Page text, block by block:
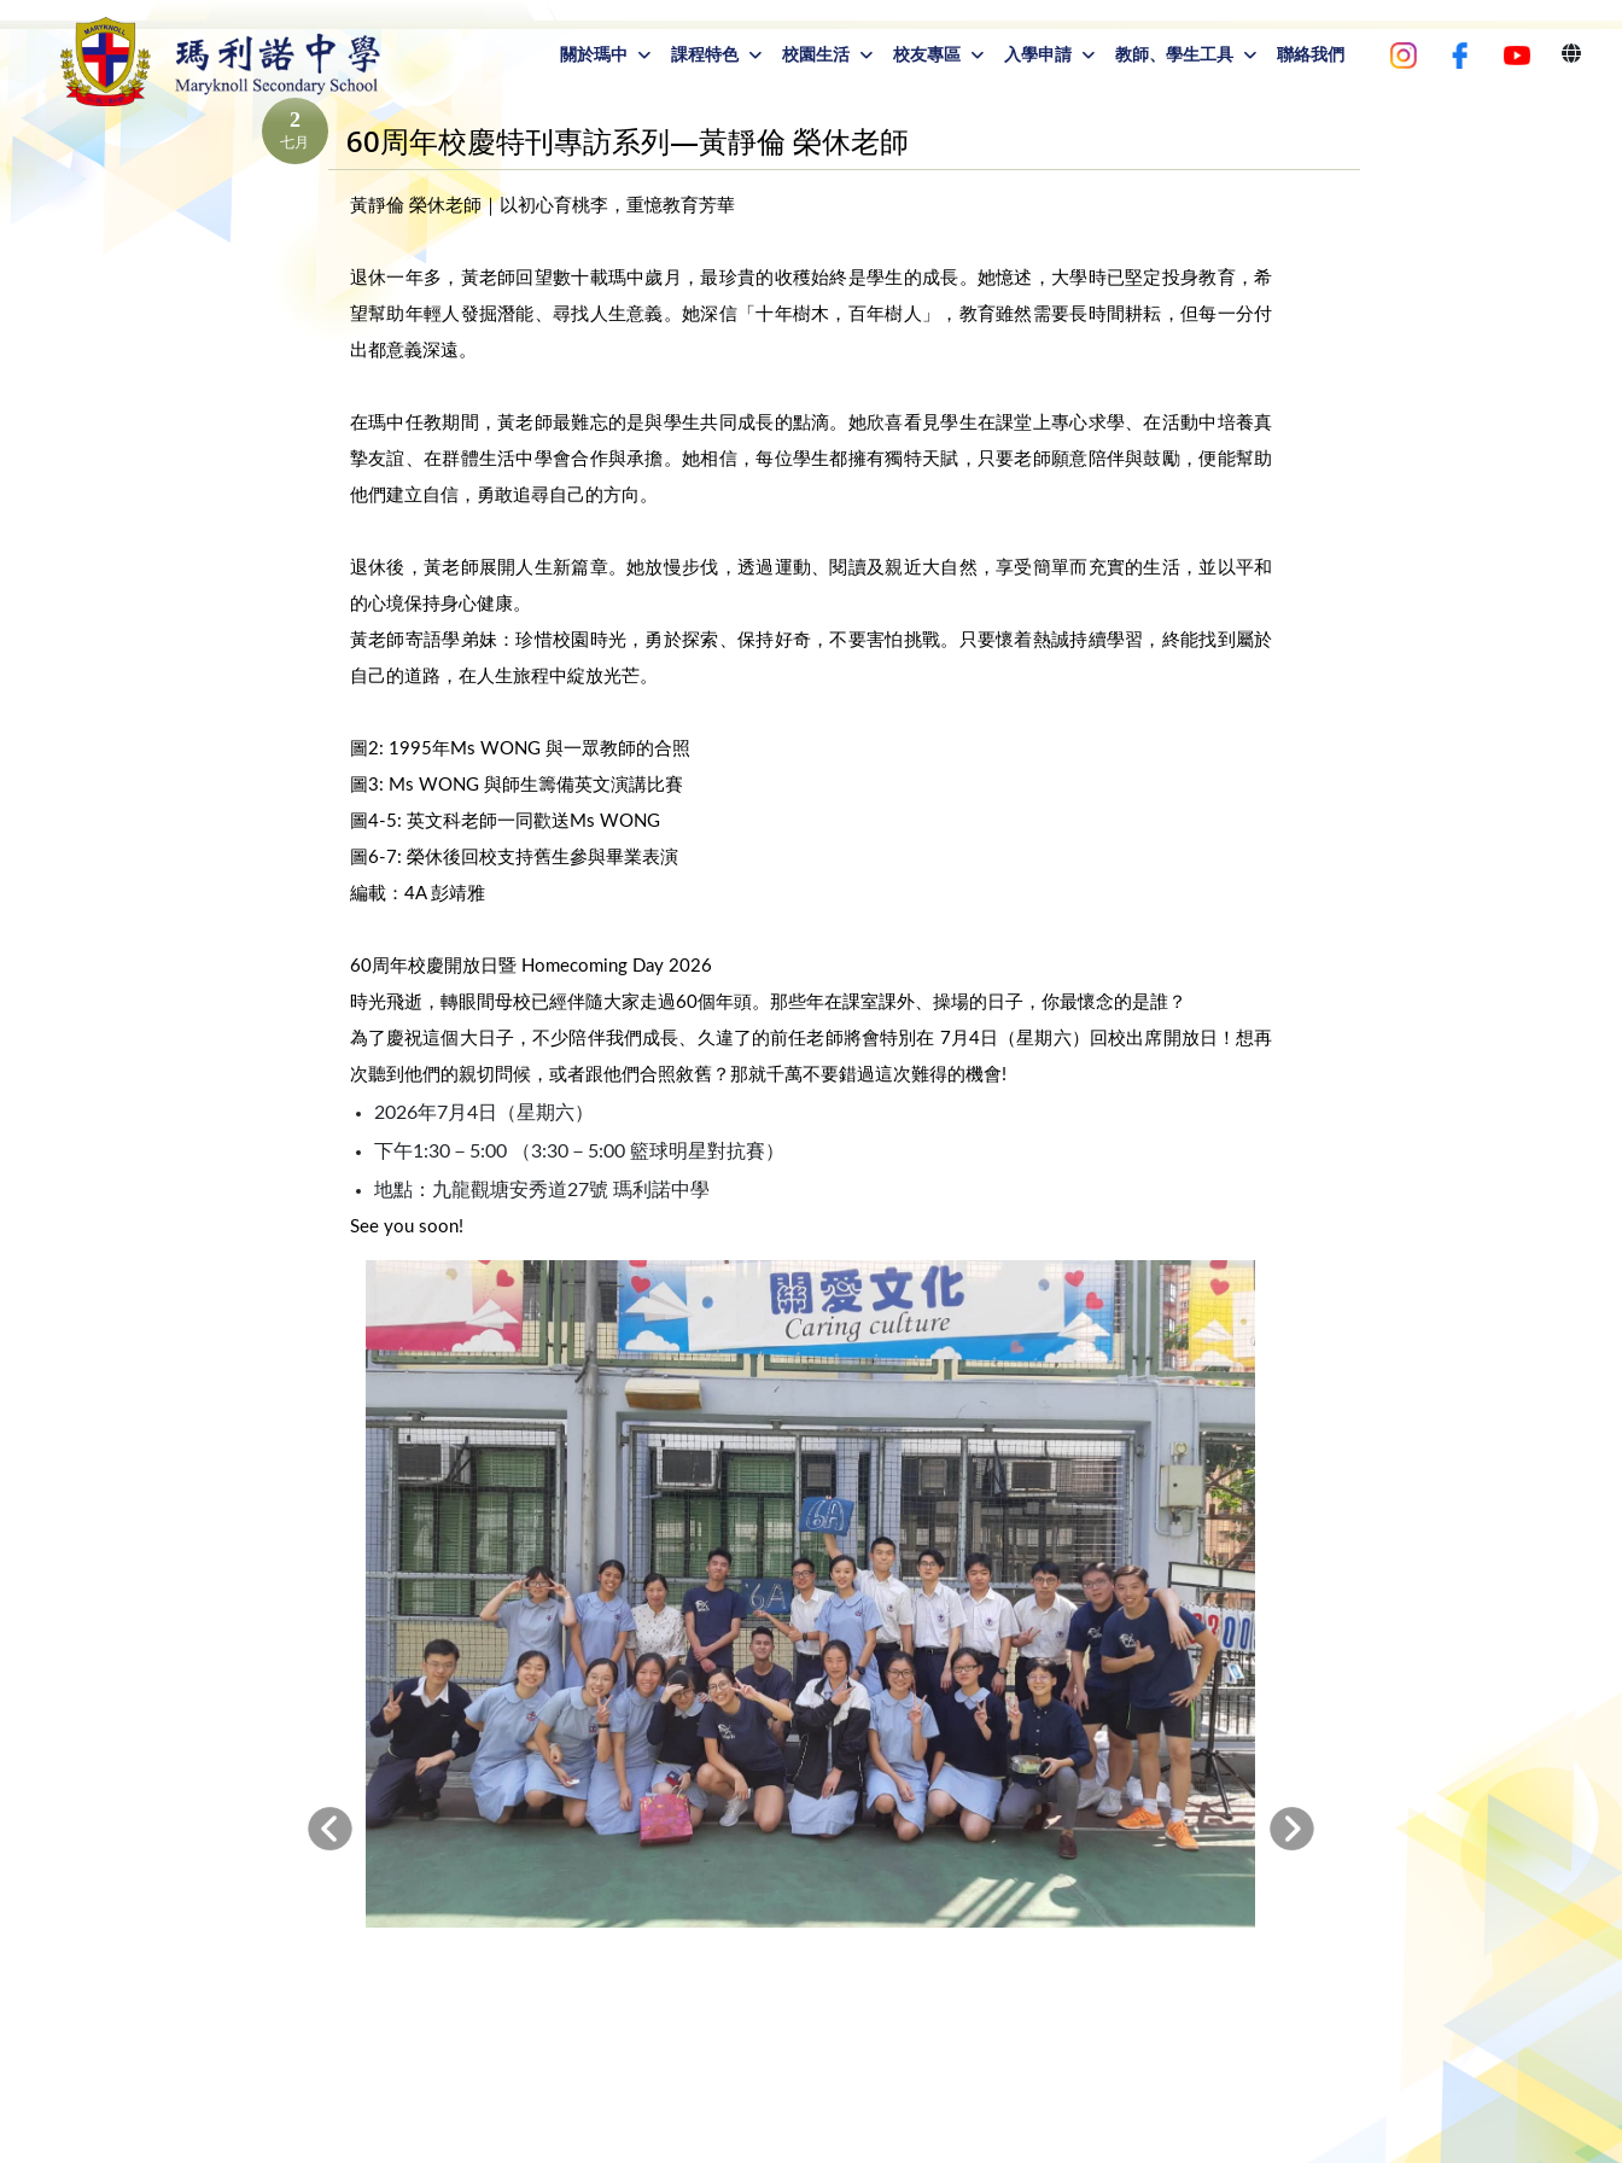
關於瑪中 課程特色 校園生活 校友專區 入學申請 教師、學生工具 聯絡我們
2
七月 60周年校慶特刊專訪系列—黃靜倫 榮休老師
黃靜倫 榮休老師｜以初心育桃李，重憶教育芳華
退休一年多，黃老師回望數十載瑪中歲月，最珍貴的收穫始終是學生的成長。她憶述，大學時已堅定投身教育，希
望幫助年輕人發掘潛能、尋找人生意義。她深信「十年樹木，百年樹人」，教育雖然需要長時間耕耘，但每一分付
出都意義深遠。
在瑪中任教期間，黃老師最難忘的是與學生共同成長的點滴。她欣喜看見學生在課堂上專心求學、在活動中培養真
摯友誼、在群體生活中學會合作與承擔。她相信，每位學生都擁有獨特天賦，只要老師願意陪伴與鼓勵，便能幫助
他們建立自信，勇敢追尋自己的方向。
退休後，黃老師展開人生新篇章。她放慢步伐，透過運動、閱讀及親近大自然，享受簡單而充實的生活，並以平和
的心境保持身心健康。
黃老師寄語學弟妹：珍惜校園時光，勇於探索、保持好奇，不要害怕挑戰。只要懷着熱誠持續學習，終能找到屬於
自己的道路，在人生旅程中綻放光芒。
圖2: 1995年Ms WONG 與一眾教師的合照
圖3: Ms WONG 與師生籌備英文演講比賽
圖4-5: 英文科老師一同歡送Ms WONG
圖6-7: 榮休後回校支持舊生參與畢業表演
編載：4A 彭靖雅
60周年校慶開放日暨 Homecoming Day 2026
時光飛逝，轉眼間母校已經伴隨大家走過60個年頭。那些年在課室課外、操場的日子，你最懷念的是誰？
為了慶祝這個大日子，不少陪伴我們成長、久違了的前任老師將會特別在 7月4日（星期六）回校出席開放日！想再
次聽到他們的親切問候，或者跟他們合照敘舊？那就千萬不要錯過這次難得的機會!
2026年7月4日（星期六）
下午1:30－5:00 （3:30－5:00 籃球明星對抗賽）
地點：九龍觀塘安秀道27號 瑪利諾中學
See you soon!